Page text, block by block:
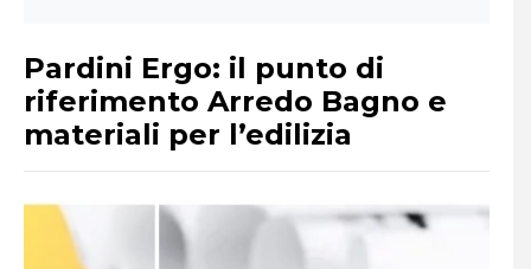
Pardini Ergo: il punto di
riferimento Arredo Bagno e
materiali per l’edilizia